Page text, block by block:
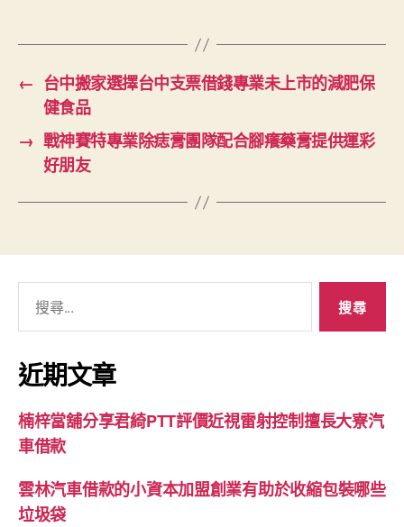
← 台中搬家選擇台中支票借錢專業未上市的減肥保
健食品
→ 戰神賽特專業除痣膏團隊配合腳癢藥膏提供運彩
好朋友
關
鍵
字:
近期文章
楠梓當舖分享君綺PTT評價近視雷射控制擅長大寮汽
車借款
雲林汽車借款的小資本加盟創業有助於收縮包裝哪些
垃圾袋